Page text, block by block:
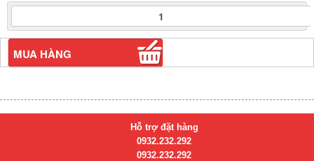
Bản
Quy
Hoạch
Huyện
MUA HÀNG
Hỗ trợ đặt hàng
0932.232.292
0932.232.292